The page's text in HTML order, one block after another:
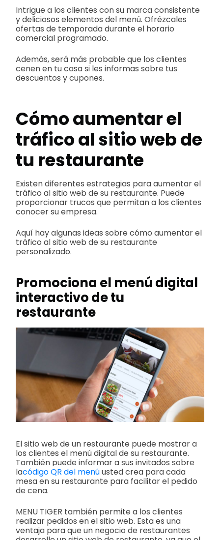
Intrigue a los clientes con su marca consistente
y deliciosos elementos del menú. Ofrézcales
ofertas de temporada durante el horario
comercial programado.
Además, será más probable que los clientes
cenen en tu casa si les informas sobre tus
descuentos y cupones.
Cómo aumentar el
tráfico al sitio web de
tu restaurante
Existen diferentes estrategias para aumentar el
tráfico al sitio web de su restaurante. Puede
proporcionar trucos que permitan a los clientes
conocer su empresa.
Aquí hay algunas ideas sobre cómo aumentar el
tráfico al sitio web de su restaurante
personalizado.
Promociona el menú digital
interactivo de tu
restaurante
El sitio web de un restaurante puede mostrar a
los clientes el menú digital de su restaurante.
También puede informar a sus invitados sobre
lacódigo QR del menúusted crea para cada
mesa en su restaurante para facilitar el pedido
de cena.
MENU TIGER también permite a los clientes
realizar pedidos en el sitio web. Esta es una
ventaja para que un negocio de restaurantes